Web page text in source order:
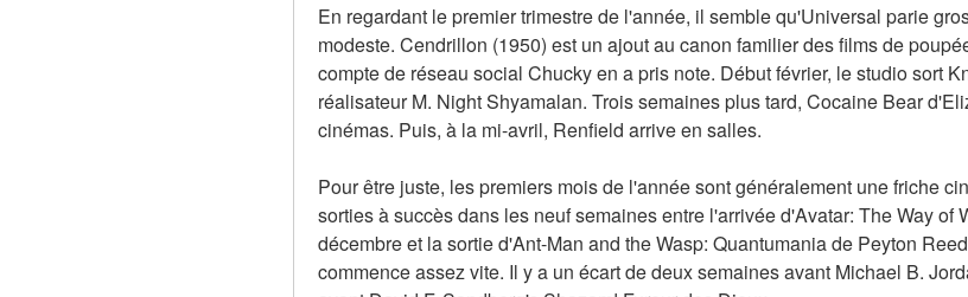
En regardant le premier trimestre de l'année, il semble qu'Universal parie
modeste. Cendrillon (1950) est un ajout au canon familier des films de
compte de réseau social Chucky en a pris note. Début février, le studio sort
réalisateur M. Night Shyamalan. Trois semaines plus tard, Cocaine Bear
cinémas. Puis, à la mi-avril, Renfield arrive en salles.
Pour être juste, les premiers mois de l'année sont généralement une friche
sorties à succès dans les neuf semaines entre l'arrivée d'Avatar: The Way of
décembre et la sortie d'Ant-Man and the Wasp: Quantumania de Peyton
commence assez vite. Il y a un écart de deux semaines avant Michael B.